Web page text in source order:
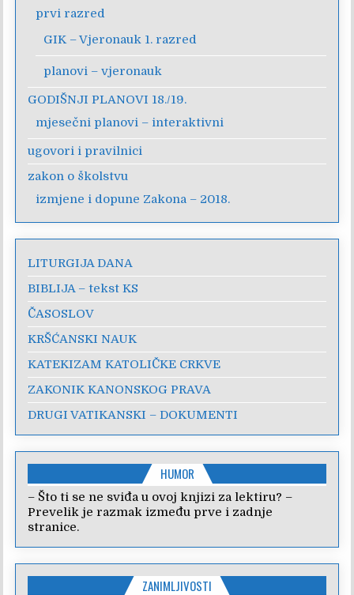
prvi razred
GIK – Vjeronauk 1. razred
planovi – vjeronauk
GODIŠNJI PLANOVI 18./19.
mjesečni planovi – interaktivni
ugovori i pravilnici
zakon o školstvu
izmjene i dopune Zakona – 2018.
LITURGIJA DANA
BIBLIJA – tekst KS
ČASOSLOV
KRŠĆANSKI NAUK
KATEKIZAM KATOLIČKE CRKVE
ZAKONIK KANONSKOG PRAVA
DRUGI VATIKANSKI – DOKUMENTI
HUMOR
– Što ti se ne sviđa u ovoj knjizi za lektiru? –
Prevelik je razmak između prve i zadnje
stranice.
ZANIMLJIVOSTI